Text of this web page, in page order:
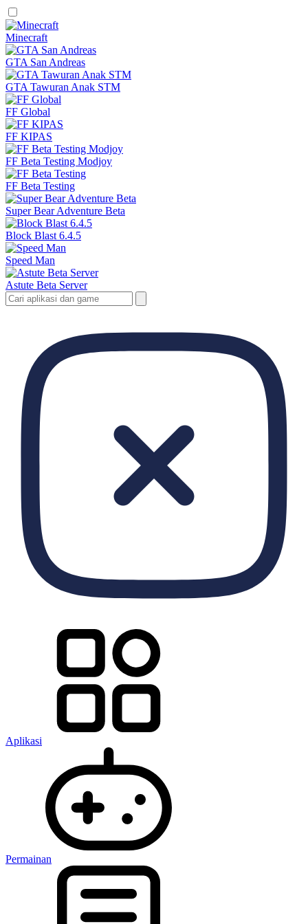
Minecraft
GTA San Andreas
GTA Tawuran Anak STM
FF Global
FF KIPAS
FF Beta Testing Modjoy
FF Beta Testing
Super Bear Adventure Beta
Block Blast 6.4.5
Speed Man
Astute Beta Server
Aplikasi
Permainan